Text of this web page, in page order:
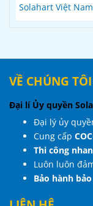
Solahart Việt
VỀ CHÚNG TÔI
Đại lí Ủy quyền
Đại lý ủy
Cung cấp
Thi công
Luôn luôn
Bảo hành